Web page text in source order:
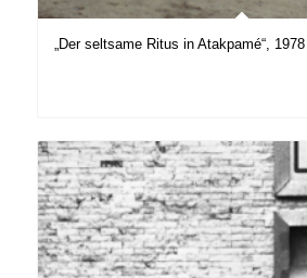
„Der seltsame Ritus in Atakpamé“, 1978